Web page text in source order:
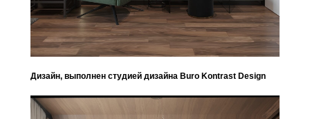
Дизайн, выполнен студией дизайна Buro Kontrast Design